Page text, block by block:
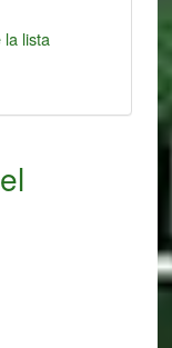
la lista